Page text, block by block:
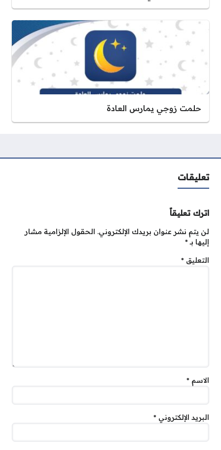
حلمت زوجي يمارس العادة
تعليقات
اترك تعليقاً
لن يتم نشر عنوان بريدك الإلكتروني. الحقول الإلزامية مشار
إليها بـ*
التعليق *
الاسم *
البريد الإلكتروني *